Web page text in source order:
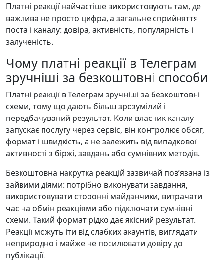
Платні реакції найчастіше використовують там, де
важлива не просто цифра, а загальне сприйняття
поста і каналу: довіра, активність, популярність і
залученість.
Чому платні реакції в Телеграм
зручніші за безкоштовні способи
Платні реакції в Телеграм зручніші за безкоштовні
схеми, тому що дають більш зрозумілий і
передбачуваний результат. Коли власник каналу
запускає послугу через сервіс, він контролює обсяг,
формат і швидкість, а не залежить від випадкової
активності з біржі, завдань або сумнівних методів.
Безкоштовна накрутка реакцій зазвичай пов’язана із
зайвими діями: потрібно виконувати завдання,
використовувати сторонні майданчики, витрачати
час на обмін реакціями або підключати сумнівні
схеми. Такий формат рідко дає якісний результат.
Реакції можуть іти від слабких акаунтів, виглядати
неприродно і майже не посилювати довіру до
публікації.